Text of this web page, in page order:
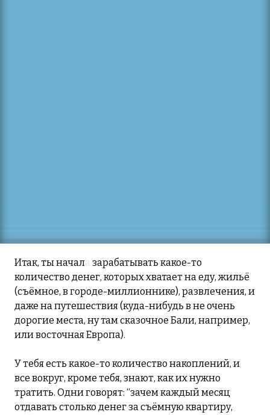
Итак, ты начала зарабатывать какое-то
количество денег, которых хватает на еду, жильё
(съёмное, в городе-миллионнике), развлечения, и
даже на путешествия (куда-нибудь в не очень
дорогие места, ну там сказочное Бали, например,
или восточная Европа).
У тебя есть какое-то количество накоплений, и
все вокруг, кроме тебя, знают, как их нужно
тратить. Одни говорят: “зачем каждый месяц
отдавать столько денег за съёмную квартиру,